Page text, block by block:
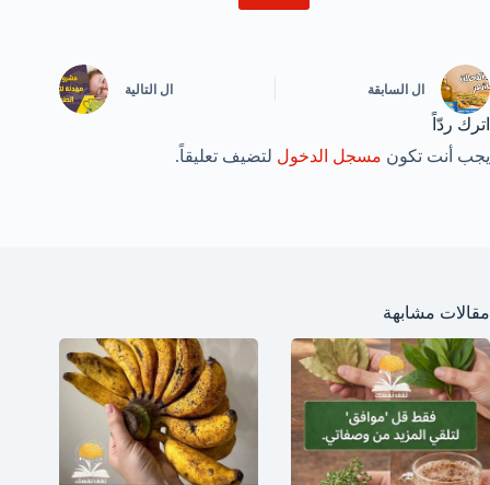
ال السابقة ال التالية
اترك ردّاً
يجب أنت تكون مسجل الدخول لتضيف تعليقاً.
مقالات مشابهة